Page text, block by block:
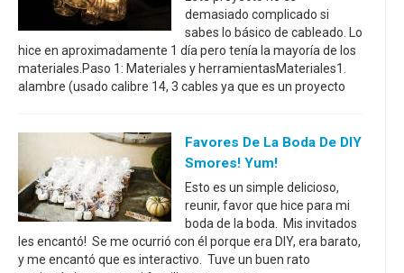
demasiado complicado si
sabes lo básico de cableado. Lo
hice en aproximadamente 1 día pero tenía la mayoría de los
materiales.Paso 1: Materiales y herramientasMateriales1.
alambre (usado calibre 14, 3 cables ya que es un proyecto
Favores De La Boda De DIY
Smores! Yum!
Esto es un simple delicioso,
reunir, favor que hice para mi
boda de la boda. Mis invitados
les encantó! Se me ocurrió con él porque era DIY, era barato,
y me encantó que es interactivo. Tuve un buen rato